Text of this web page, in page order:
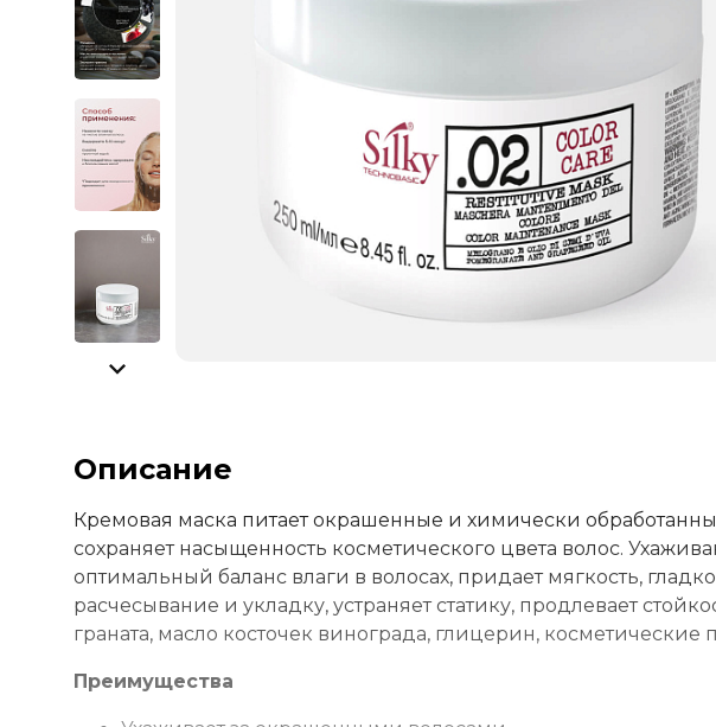
Описание
Кремовая маска питает окрашенные и химически
сохраняет насыщенность косметического цвета волос.
оптимальный баланс влаги в волосах, придает мягкость,
расчесывание и укладку, устраняет статику, продлевает
граната, масло косточек винограда, глицерин, косметические
Преимущества